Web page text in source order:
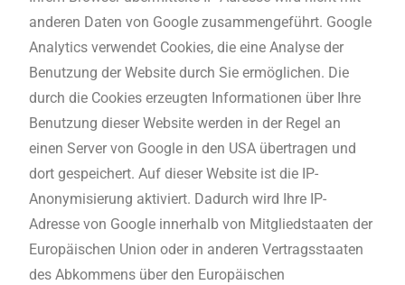
anderen Daten von Google zusammengeführt. Google
Analytics verwendet Cookies, die eine Analyse der
Benutzung der Website durch Sie ermöglichen. Die
durch die Cookies erzeugten Informationen über Ihre
Benutzung dieser Website werden in der Regel an
einen Server von Google in den USA übertragen und
dort gespeichert. Auf dieser Website ist die IP-
Anonymisierung aktiviert. Dadurch wird Ihre IP-
Adresse von Google innerhalb von Mitgliedstaaten der
Europäischen Union oder in anderen Vertragsstaaten
des Abkommens über den Europäischen